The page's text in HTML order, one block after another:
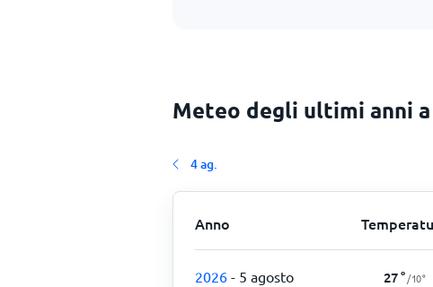
Meteo degli ultimi anni
4 ag.
Anno
2026 - 5 agosto 27° /10°